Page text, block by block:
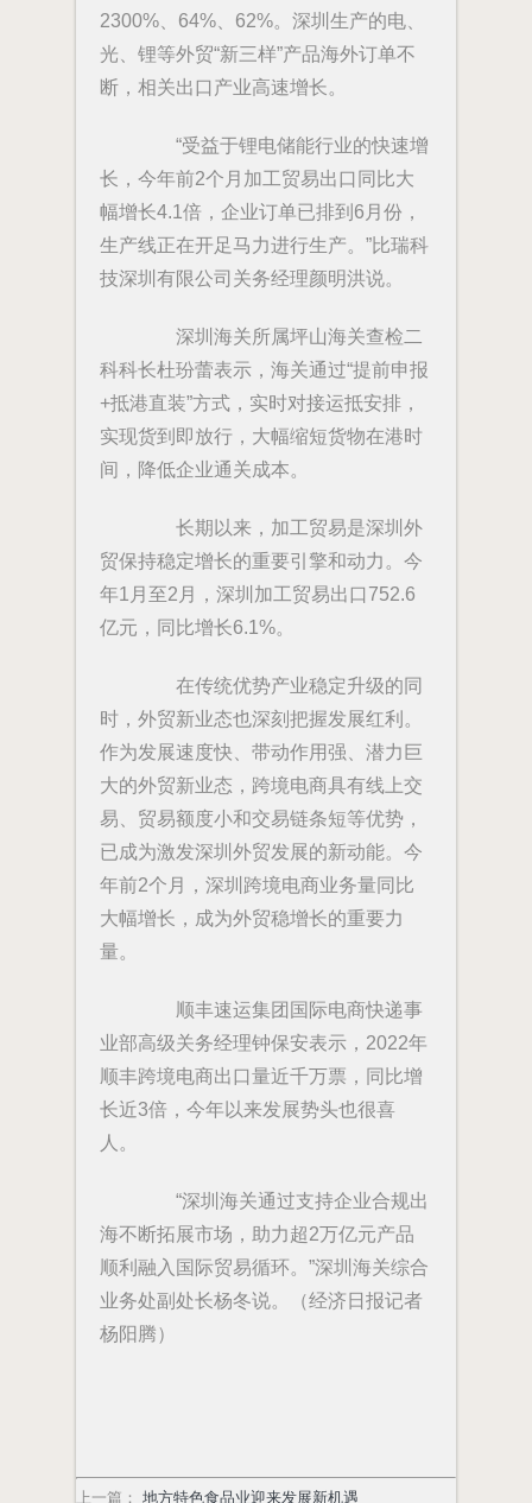
2300%、64%、62%。深圳生产的电、
光、锂等外贸“新三样”产品海外订单不
断，相关出口产业高速增长。
“受益于锂电储能行业的快速增
长，今年前2个月加工贸易出口同比大
幅增长4.1倍，企业订单已排到6月份，
生产线正在开足马力进行生产。”比瑞科
技深圳有限公司关务经理颜明洪说。
深圳海关所属坪山海关查检二
科科长杜玢蕾表示，海关通过“提前申报
+抵港直装”方式，实时对接运抵安排，
实现货到即放行，大幅缩短货物在港时
间，降低企业通关成本。
长期以来，加工贸易是深圳外
贸保持稳定增长的重要引擎和动力。今
年1月至2月，深圳加工贸易出口752.6
亿元，同比增长6.1%。
在传统优势产业稳定升级的同
时，外贸新业态也深刻把握发展红利。
作为发展速度快、带动作用强、潜力巨
大的外贸新业态，跨境电商具有线上交
易、贸易额度小和交易链条短等优势，
已成为激发深圳外贸发展的新动能。今
年前2个月，深圳跨境电商业务量同比
大幅增长，成为外贸稳增长的重要力
量。
顺丰速运集团国际电商快递事
业部高级关务经理钟保安表示，2022年
顺丰跨境电商出口量近千万票，同比增
长近3倍，今年以来发展势头也很喜
人。
“深圳海关通过支持企业合规出
海不断拓展市场，助力超2万亿元产品
顺利融入国际贸易循环。”深圳海关综合
业务处副处长杨冬说。（经济日报记者
杨阳腾）
上一篇 ： 地方特色食品业迎来发展新机遇